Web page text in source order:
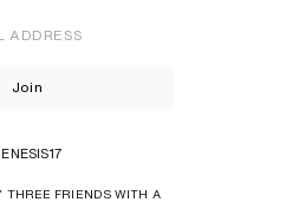
Join
THREE FRIENDS WITH A